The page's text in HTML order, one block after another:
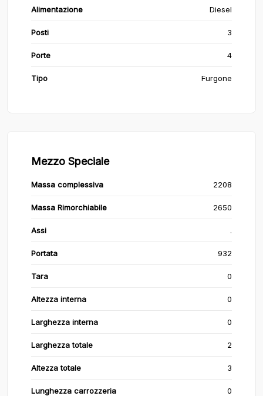
Alimentazione Diesel
Posti 3
Porte 4
Tipo Furgone
Mezzo Speciale
Massa complessiva 2208
Massa Rimorchiabile 2650
Assi .
Portata 932
Tara 0
Altezza interna 0
Larghezza interna 0
Larghezza totale 2
Altezza totale 3
Lunghezza carrozzeria 0